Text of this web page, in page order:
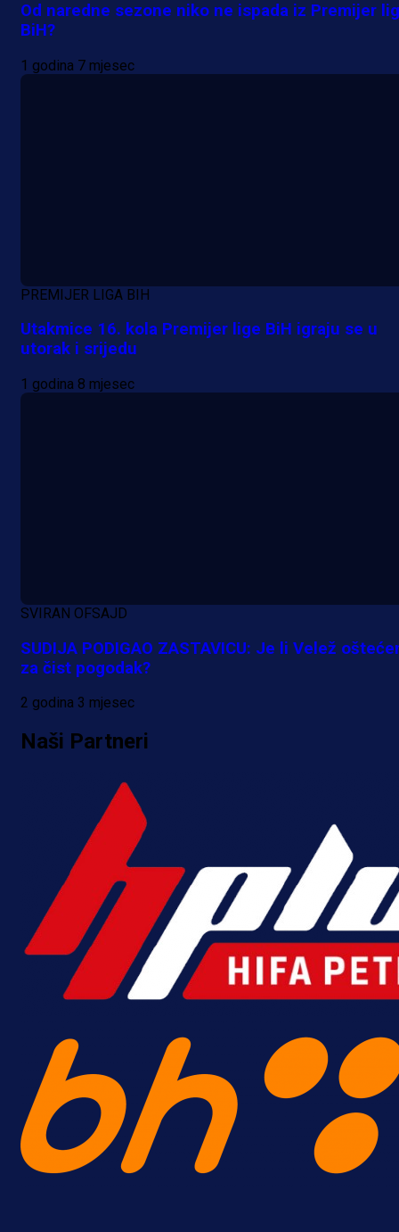
Da li je selektor zadovoljan: Evo
Alajbegovića u Juventus!
Od naredne sezone niko ne ispada iz Premijer
BiH?
1 godina 7 mjesec
PREMIJER LIGA BIH
Utakmice 16. kola Premijer lige BiH igraju se u
utorak i srijedu
1 godina 8 mjesec
SVIRAN OFSAJD
SUDIJA PODIGAO ZASTAVICU: Je li Velež
za čist pogodak?
2 godina 3 mjesec
Naši Partneri